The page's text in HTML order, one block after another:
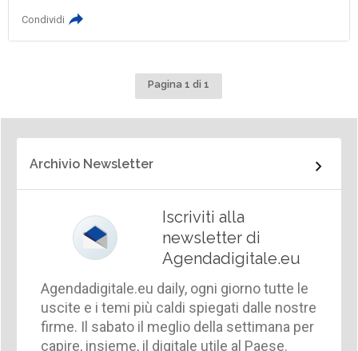
Condividi
Pagina 1 di 1
Archivio Newsletter
Iscriviti alla
newsletter di
Agendadigitale.eu
Agendadigitale.eu daily, ogni giorno tutte le
uscite e i temi più caldi spiegati dalle nostre
firme. Il sabato il meglio della settimana per
capire, insieme, il digitale utile al Paese.